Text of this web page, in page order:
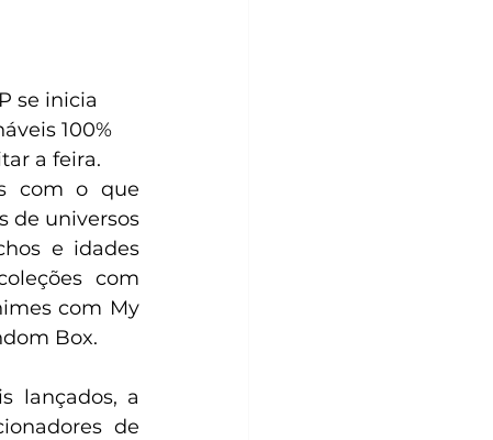
se inicia
100%
a feira.
com o que
de universos
e idades
com
com My
Box.
lançados, a
de